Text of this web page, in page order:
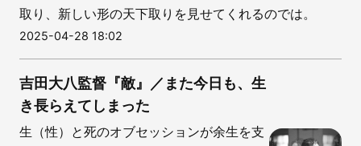
取り、新しい形の天下取りを見せてくれるのでは。
2025-04-28 18:02
吉田大八監督『敵』／また今日も、生
き長らえてしまった
生（性）と死のオブセッションが余生を支